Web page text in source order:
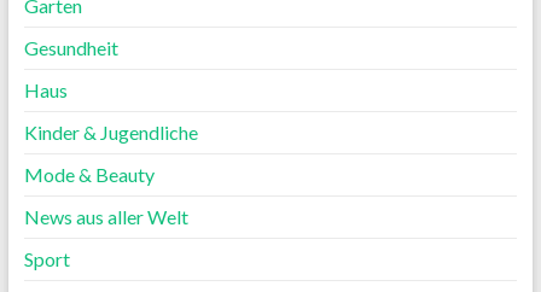
Garten
Gesundheit
Haus
Kinder & Jugendliche
Mode & Beauty
News aus aller Welt
Sport